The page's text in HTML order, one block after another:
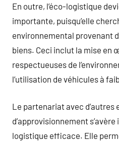
En outre, l’éco-logistique
importante, puisqu’elle
environnemental provenant
biens. Ceci inclut la mise en
respectueuses de
l’utilisation de véhicules à
Le partenariat avec d’autres
d’approvisionnement
logistique efficace. Elle